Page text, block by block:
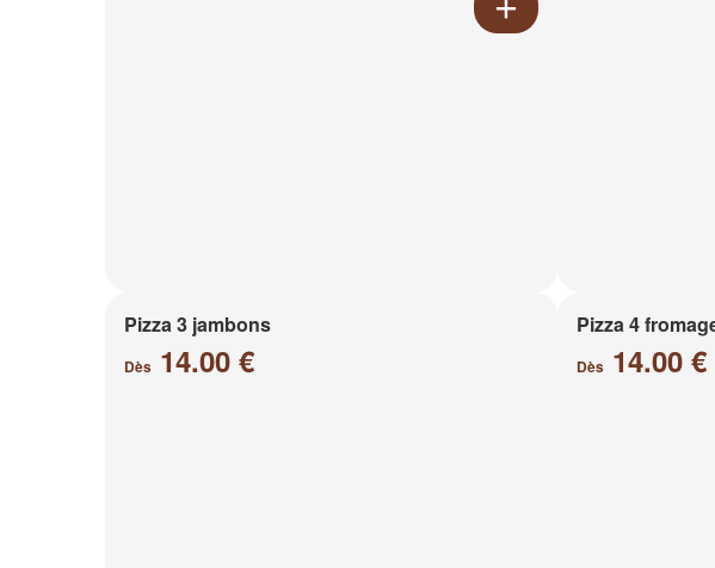
Pizza 3 jambons
Dès 14.00 €
Pizza 4
Dès14.00 €